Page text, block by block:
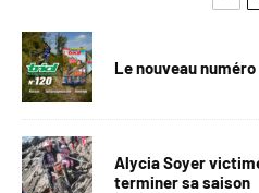
Le nouveau
Alycia Soyer
terminer sa saison